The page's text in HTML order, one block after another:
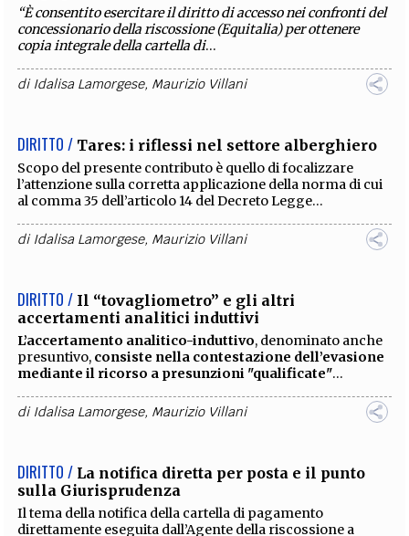
“È consentito esercitare il diritto di accesso nei confronti del
concessionario della riscossione (Equitalia) per ottenere
copia integrale della cartella di...
di Idalisa Lamorgese, Maurizio Villani
DIRITTO / Tares: i riflessi nel settore alberghiero
Scopo del presente contributo è quello di focalizzare
l’attenzione sulla corretta applicazione della norma di cui
al comma 35 dell’articolo 14 del Decreto Legge...
di Idalisa Lamorgese, Maurizio Villani
DIRITTO / Il “tovagliometro” e gli altri
accertamenti analitici induttivi
L’accertamento analitico-induttivo, denominato anche
presuntivo, consiste nella contestazione dell’evasione
mediante il ricorso a presunzioni "qualificate"...
di Idalisa Lamorgese, Maurizio Villani
DIRITTO / La notifica diretta per posta e il punto
sulla Giurisprudenza
Il tema della notifica della cartella di pagamento
direttamente eseguita dall’Agente della riscossione a